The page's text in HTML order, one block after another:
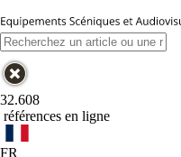
32.608
références en ligne
FR